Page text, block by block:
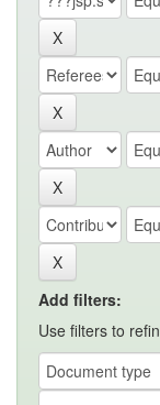
Add filters:
Use filters to